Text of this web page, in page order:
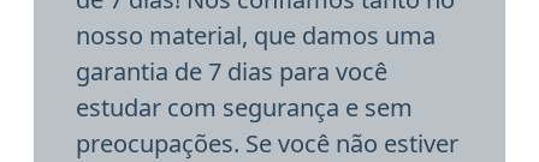
nosso material, que damos uma
garantia de 7 dias para você
estudar com segurança e sem
preocupações. Se você não estiver